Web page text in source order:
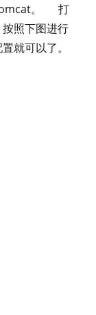
tomcat。 打
照下图进行
就可以了。